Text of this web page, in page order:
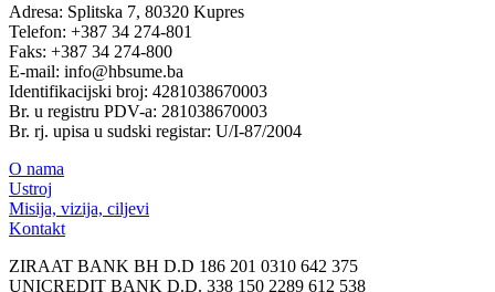
Adresa: Splitska 7, 80320 Kupres
Telefon: +387 34 274-801
Faks: +387 34 274-800
E-mail: info@hbsume.ba
Identifikacijski broj: 4281038670003
Br. u registru PDV-a: 281038670003
Br. rj. upisa u sudski registar: U/I-87/2004
O nama
Ustroj
Misija, vizija, ciljevi
Kontakt
ZIRAAT BANK BH D.D 186 201 0310 642 375
UNICREDIT BANK D.D. 338 150 2289 612 538